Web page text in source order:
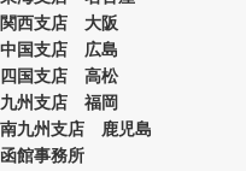
関西支店 大阪
中国支店 広島
四国支店 高松
九州支店 福岡
南九州支店 鹿児島
函館事務所